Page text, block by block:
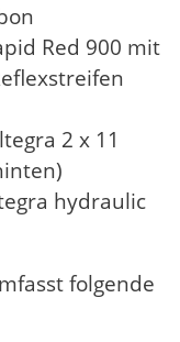
Red 900 mit
2 x 11
hydraulic
folgende